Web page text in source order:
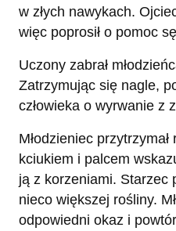
w złych nawykach.
więc poprosił o pomoc
Uczony zabrał
Zatrzymując się nagle,
człowieka o wyrwanie z
Młodzieniec
kciukiem i palcem
ją z korzeniami. Starzec
nieco większej rośliny.
odpowiedni okaz i